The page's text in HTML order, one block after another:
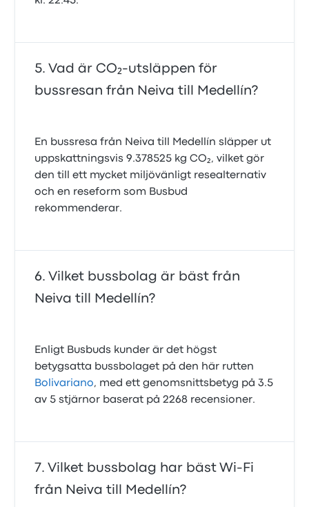
Vad är CO₂-utsläppen för
bussresan från Neiva till Medellín?
En bussresa från Neiva till Medellín släpper ut
uppskattningsvis 9.378525 kg CO₂, vilket gör
den till ett mycket miljövänligt resealternativ
och en reseform som Busbud
rekommenderar.
Vilket bussbolag är bäst från
Neiva till Medellín?
Enligt Busbuds kunder är det högst
betygsatta bussbolaget på den här rutten
Bolivariano, med ett genomsnittsbetyg på 3.5
av 5 stjärnor baserat på 2268 recensioner.
Vilket bussbolag har bäst Wi-Fi
från Neiva till Medellín?